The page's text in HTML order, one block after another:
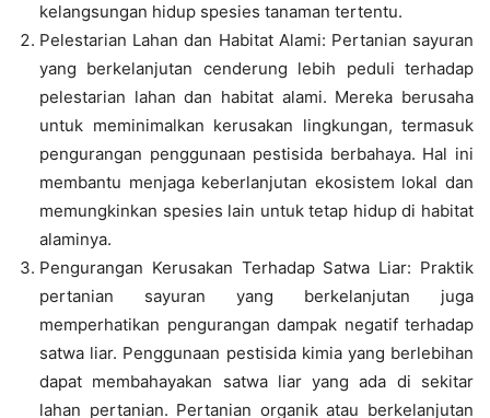
kelangsungan hidup spesies tanaman tertentu.
Pelestarian Lahan dan Habitat Alami: Pertanian sayuran
yang berkelanjutan cenderung lebih peduli terhadap
pelestarian lahan dan habitat alami. Mereka berusaha
untuk meminimalkan kerusakan lingkungan, termasuk
pengurangan penggunaan pestisida berbahaya. Hal ini
membantu menjaga keberlanjutan ekosistem lokal dan
memungkinkan spesies lain untuk tetap hidup di habitat
alaminya.
Pengurangan Kerusakan Terhadap Satwa Liar: Praktik
pertanian sayuran yang berkelanjutan juga
memperhatikan pengurangan dampak negatif terhadap
satwa liar. Penggunaan pestisida kimia yang berlebihan
dapat membahayakan satwa liar yang ada di sekitar
lahan pertanian. Pertanian organik atau berkelanjutan